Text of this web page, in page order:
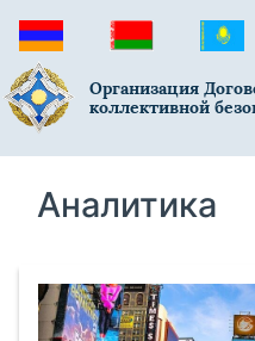
Организация
коллективной
Аналитика